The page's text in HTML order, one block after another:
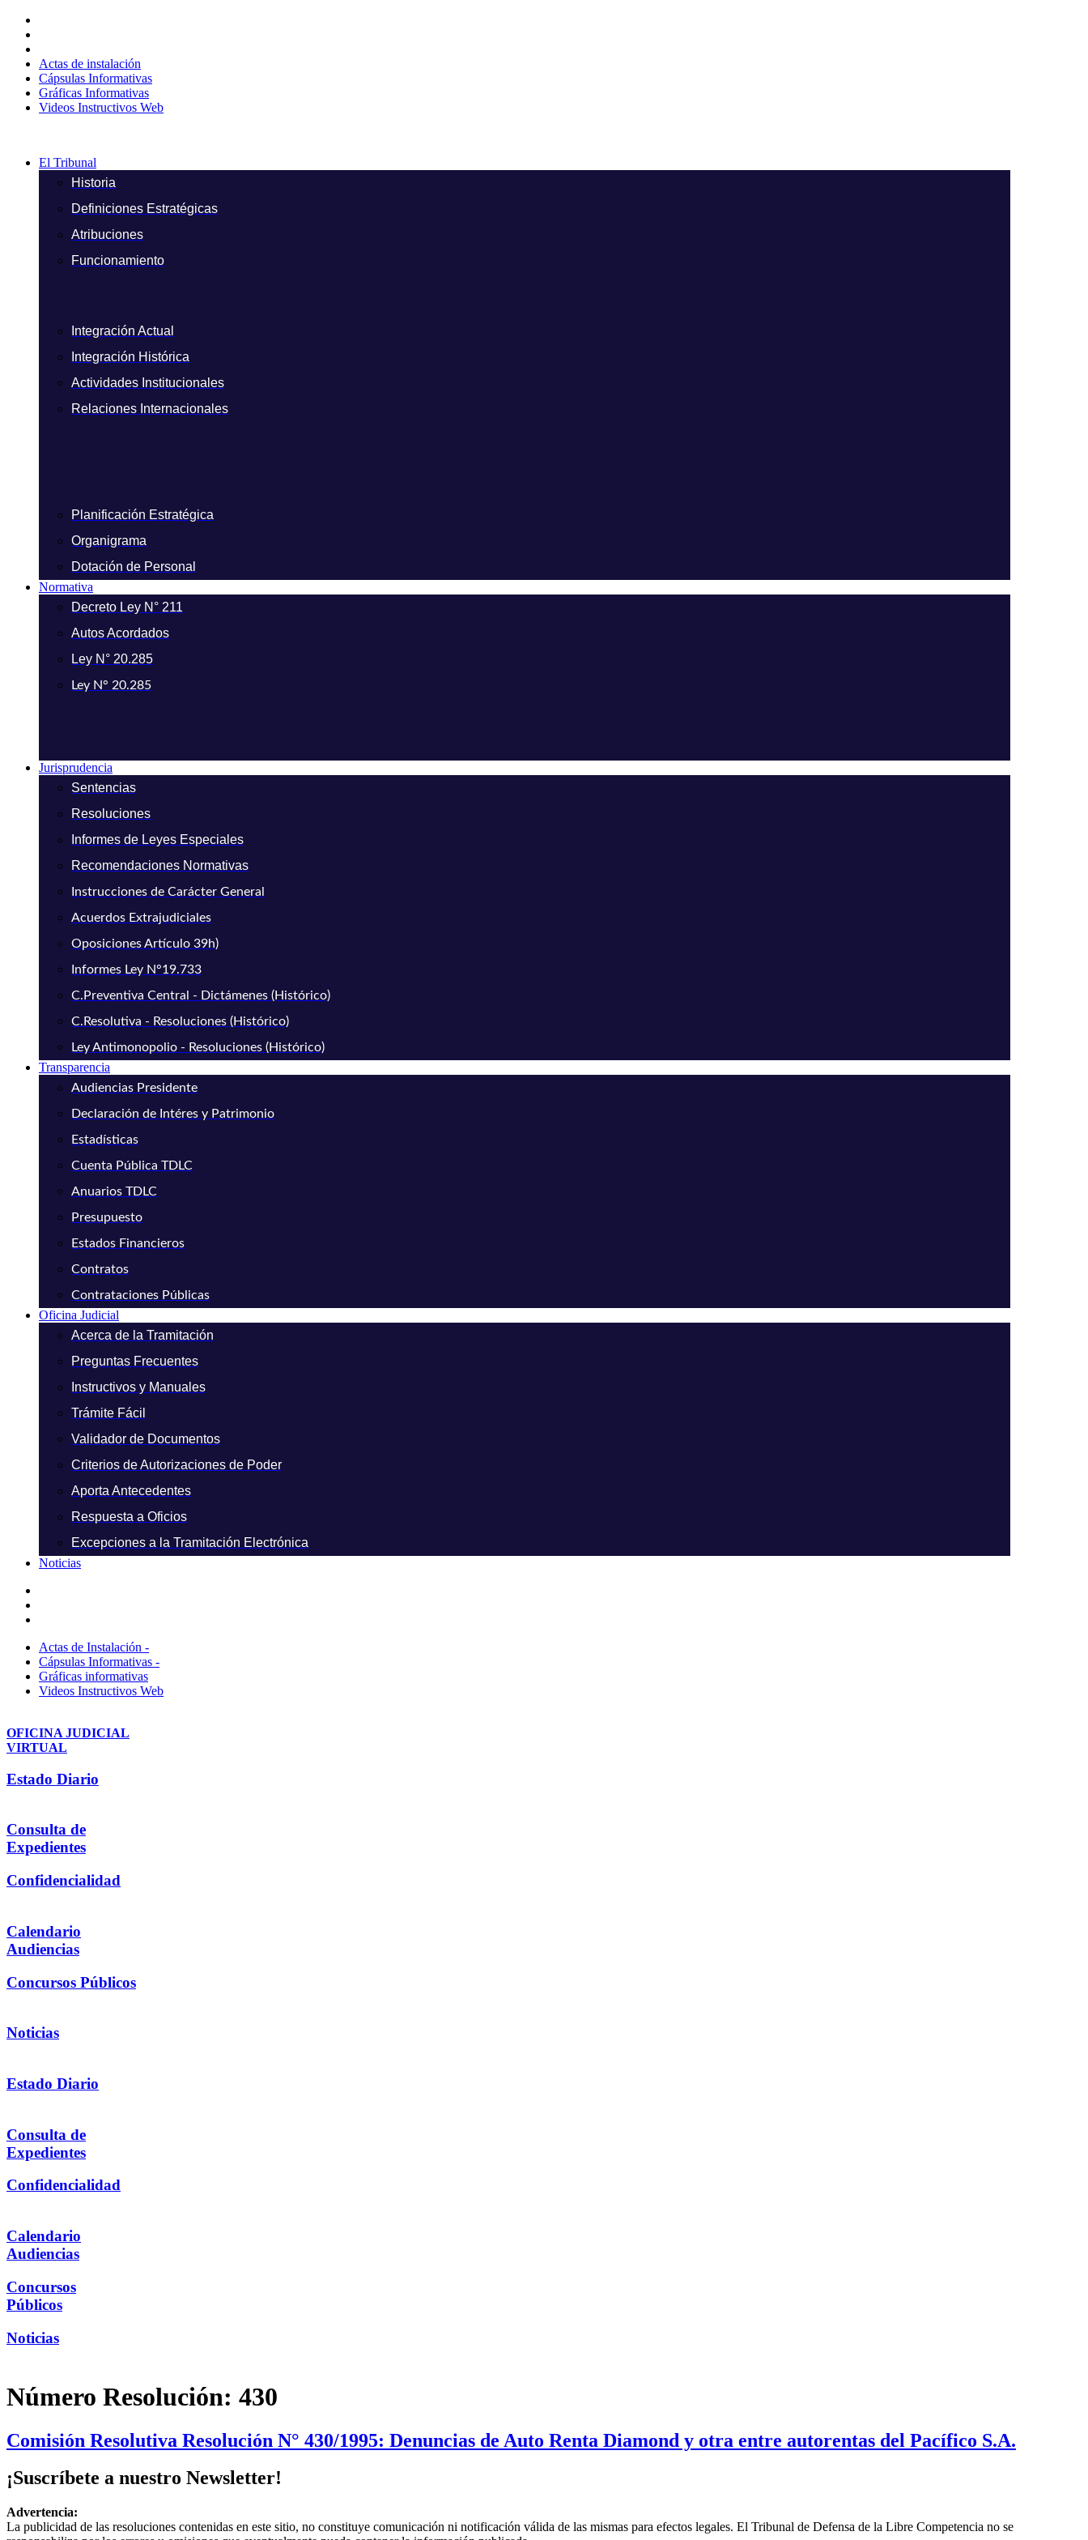
contenido
Actas de instalación
Cápsulas Informativas
Gráficas Informativas
Videos Instructivos Web
El Tribunal
Historia
Definiciones Estratégicas
Atribuciones
Funcionamiento
Integración Actual
Integración Histórica
Actividades Institucionales
Relaciones Internacionales
Planificación Estratégica
Organigrama
Dotación de Personal
Normativa
Decreto Ley N° 211
Autos Acordados
Ley N° 20.285
Ley N° 20.285
Jurisprudencia
Sentencias
Resoluciones
Informes de Leyes Especiales
Recomendaciones Normativas
Instrucciones de Carácter General
Acuerdos Extrajudiciales
Oposiciones Artículo 39h)
Informes Ley N°19.733
C.Preventiva Central - Dictámenes (Histórico)
C.Resolutiva - Resoluciones (Histórico)
Ley Antimonopolio - Resoluciones (Histórico)
Transparencia
Audiencias Presidente
Declaración de Intéres y Patrimonio
Estadísticas
Cuenta Pública TDLC
Anuarios TDLC
Presupuesto
Estados Financieros
Contratos
Contrataciones Públicas
Oficina Judicial
Acerca de la Tramitación
Preguntas Frecuentes
Instructivos y Manuales
Trámite Fácil
Validador de Documentos
Criterios de Autorizaciones de Poder
Aporta Antecedentes
Respuesta a Oficios
Excepciones a la Tramitación Electrónica
Noticias
Actas de Instalación -
Cápsulas Informativas -
Gráficas informativas
Videos Instructivos Web
OFICINA JUDICIAL
VIRTUAL
Estado Diario
Consulta de
Expedientes
Confidencialidad
Calendario
Audiencias
Concursos Públicos
Noticias
Estado Diario
Consulta de
Expedientes
Confidencialidad
Calendario
Audiencias
Concursos
Públicos
Noticias
Número Resolución: 430
Comisión Resolutiva Resolución N° 430/1995: Denuncias de Auto Renta Diamond y otra entre autorentas del Pacífico S.A.
¡Suscríbete a nuestro Newsletter!
Advertencia:
La publicidad de las resoluciones contenidas en este sitio, no constituye comunicación ni notificación válida de las mismas para efectos legales. El Tribunal de Defensa de la Libre Competencia no se